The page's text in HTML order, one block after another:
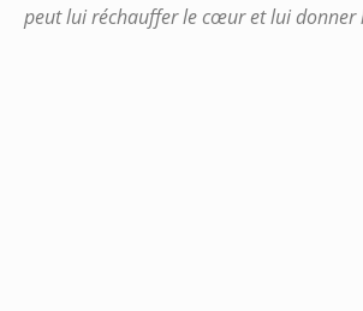
peut lui réchauffer le cœur et lui donner